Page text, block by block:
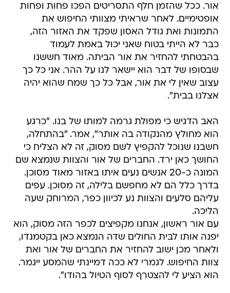
אור. ככל שהזמן חלף התסריטים הפכו פחות ופחות
אופטימיים. לאחר שראיתי מצוותי החיפוש את
התמונות ואת גודל האסון שפקד את האזור הזה,
כבר לא הייתי בטוח שאני יכול באמת לעמוד
בהבטחתי להחזיר את אור הביתה. מאוד חששנו
שבסופו של דבר הוא יישאר לנו על ההר. אני כל כך
עצוב שאין לי את אור, אבל כל כך שמח שהוא יהיה
אצלנו בבית".
האב הדגיש כי מפולת גרמה למותו של בנו. "כרגע
הוא מחולץ מהנקודה בה אותר", אמר. "בהתחלה,
חשבנו שנוכל להקפיץ לשם מסוק, זה לא הצליח כי
החושך כאן ירד. החברים של אור והצוות שנמצא שם
המונה כ-20 אנשים נעים איתו באזור מאוד מסוכן.
בדרך כלל הם לא מחפשם בלילה, זה מסוכן. עפים
עליהם סלעים והצוות נע לכיוון כפר, המרוחק שעה
הליכה.
עם אור ראשון, אנחנו מקפיצים לכפר הזה מסוק, הוא
יפנה אותו לבית החולים שדה הנמצא כאן בקטמנדו,
ולאחר מכן ישוב להחזיר את החברים של אור ואת
צוות החיפוש. לגמרי לא ככה דמיינתי שהמסע ייגמר.
הוא הציע לי להצטרף לסוף הטיול בהודו".